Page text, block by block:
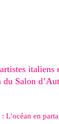
italiens
Salon
L’océan en